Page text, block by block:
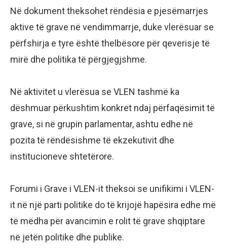
Në dokument theksohet rëndësia e pjesëmarrjes
aktive të grave në vendimmarrje, duke vlerësuar se
përfshirja e tyre është thelbësore për qeverisje të
mirë dhe politika të përgjegjshme.
Në aktivitet u vlerësua se VLEN tashmë ka
dëshmuar përkushtim konkret ndaj përfaqësimit të
grave, si në grupin parlamentar, ashtu edhe në
pozita të rëndësishme të ekzekutivit dhe
institucioneve shtetërore.
Forumi i Grave i VLEN-it theksoi se unifikimi i VLEN-
it në një parti politike do të krijojë hapësira edhe më
të mëdha për avancimin e rolit të grave shqiptare
në jetën politike dhe publike.